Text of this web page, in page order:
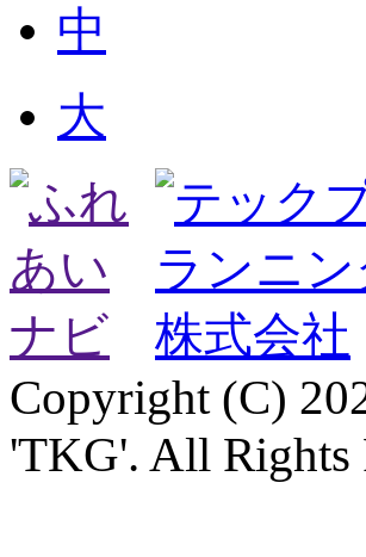
中
大
Copyright (C)
'TKG'. All Rights